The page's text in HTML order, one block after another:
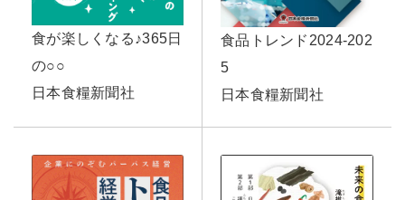
食が楽しくなる♪365日
の○○
日本食糧新聞社
食品トレンド2024-202
5
日本食糧新聞社